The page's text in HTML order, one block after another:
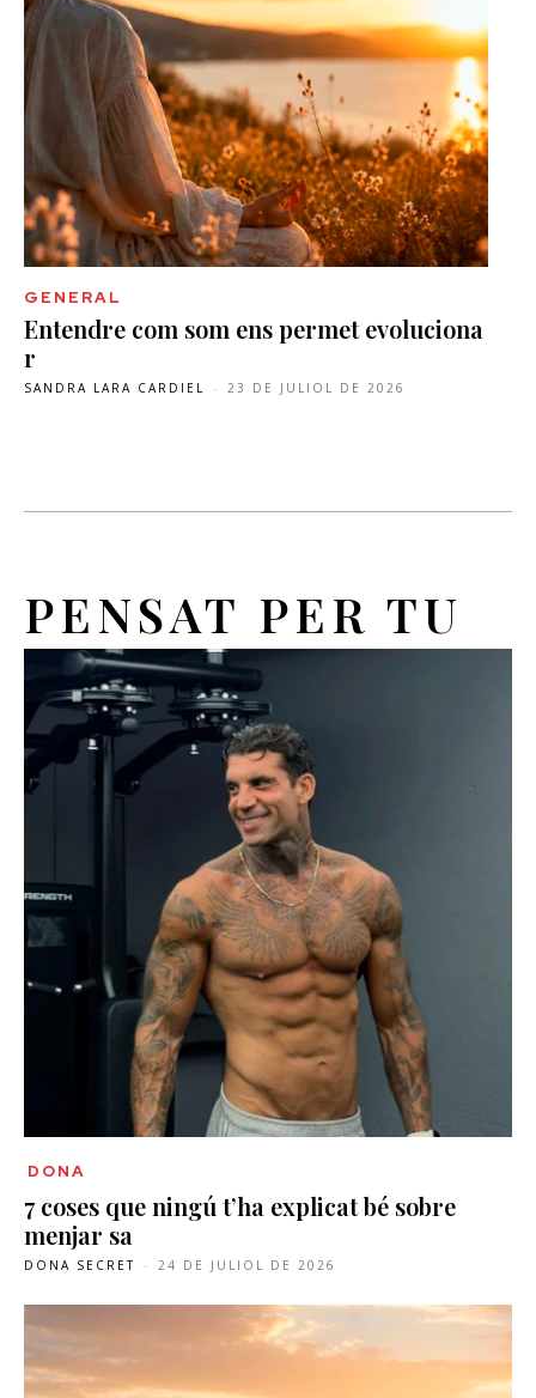
GENERAL
Entendre com som ens permet evoluciona
r
SANDRA LARA CARDIEL - 23 DE JULIOL DE 2026
PENSAT PER TU
DONA
7 coses que ningú t’ha explicat bé sobre
menjar sa
DONA SECRET - 24 DE JULIOL DE 2026